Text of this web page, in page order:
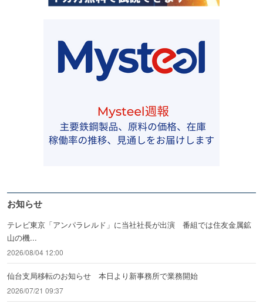
お知らせ
テレビ東京「アンパラレルド」に当社社長が出演 番組では住友金属鉱
山の機...
2026/08/04 12:00
仙台支局移転のお知らせ 本日より新事務所で業務開始
2026/07/21 09:37